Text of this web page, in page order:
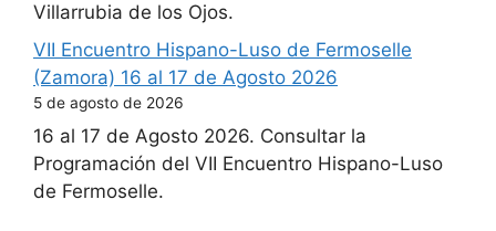
Villarrubia de los Ojos.
VII Encuentro Hispano-Luso de Fermoselle
(Zamora) 16 al 17 de Agosto 2026
5 de agosto de 2026
16 al 17 de Agosto 2026. Consultar la
Programación del VII Encuentro Hispano-Luso
de Fermoselle.